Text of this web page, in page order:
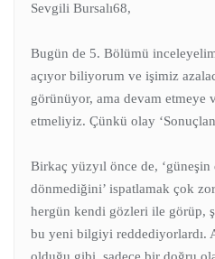
Sevgili Bursalı68,
Bugün de 5. Bölümü
açıyor biliyorum ve işimiz
görünüyor, ama devam etmeye
etmeliyiz. Çünkü olay
Birkaç yüzyıl önce de, ‘güneşin
dönmediğini’ ispatlamak çok
hergün kendi gözleri ile görüp,
bu yeni bilgiyi reddediyorlardı.